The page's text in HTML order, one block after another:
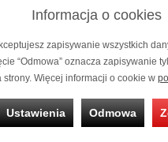
Informacja o cookies
zapisywanie wszystkich
“Odmowa” oznacza zapisywanie
Więcej informacji o cookie w
Ustawienia Odmowa